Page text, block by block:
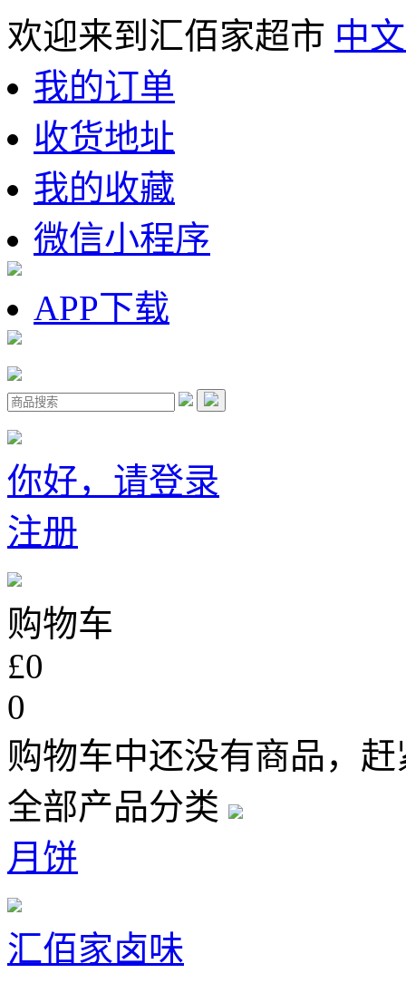
欢迎来到汇佰家超市 中
我的订单
收货地址
我的收藏
微信小程序
APP下载
你好，请登录
注册
购物车
£0
0
购物车中还没有商品，
全部产品分类
月饼
汇佰家卤味